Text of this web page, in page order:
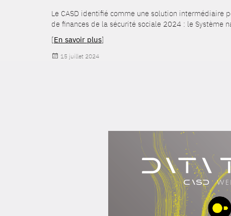
Le CASD identifié comme une solution intermédiaire
de finances de la sécurité sociale 2024 : le Système
[En savoir plus]
Publié
15 juillet 2024